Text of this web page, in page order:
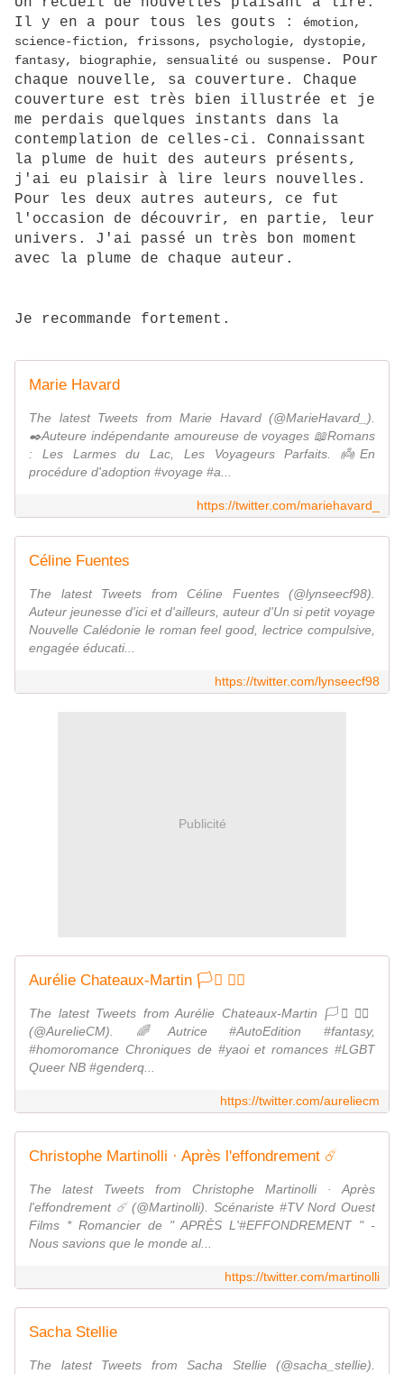
Il y en a pour tous les gouts :
émotion,
science-fiction, frissons, psychologie, dystopie,
fantasy, biographie, sensualité ou suspense. Pour
chaque nouvelle, sa couverture. Chaque
couverture est très bien illustrée et je
me perdais quelques instants dans la
contemplation de celles-ci. Connaissant
la plume de huit des auteurs présents,
j'ai eu plaisir à lire leurs nouvelles.
Pour les deux autres auteurs, ce fut
l'occasion de découvrir, en partie, leur
univers. J'ai passé un très bon moment
avec la plume de chaque auteur.
Je recommande fortement.
Marie Havard
The latest Tweets from Marie Havard (@MarieHavard_).
✒️Auteure indépendante amoureuse de voyages 📖Romans
: Les Larmes du Lac, Les Voyageurs Parfaits. 👼En
procédure d'adoption #voyage #a...
https://twitter.com/mariehavard_
Céline Fuentes
The latest Tweets from Céline Fuentes (@lynseecf98).
Auteur jeunesse d'ici et d'ailleurs, auteur d'Un si petit voyage
Nouvelle Calédonie le roman feel good, lectrice compulsive,
engagée éducati...
https://twitter.com/lynseecf98
Publicité
Aurélie Chateaux-Martin 🏳️‍⚧️ 🏳️‍🌈
The latest Tweets from Aurélie Chateaux-Martin 🏳️‍⚧️ 🏳️‍🌈
(@AurelieCM). 🌈Autrice #AutoEdition #fantasy,
#homoromance Chroniques de #yaoi et romances #LGBT
Queer NB #genderq...
https://twitter.com/aureliecm
Christophe Martinolli · Après l'effondrement ☄️
The latest Tweets from Christophe Martinolli · Après
l'effondrement ☄️ (@Martinolli). Scénariste #TV Nord Ouest
Films * Romancier de " APRÈS L'#EFFONDREMENT " -
Nous savions que le monde al...
https://twitter.com/martinolli
Sacha Stellie
The latest Tweets from Sacha Stellie (@sacha_stellie).